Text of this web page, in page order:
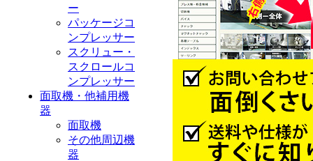
ー
パッケージコ
ンプレッサー
スクリュー・
スクロールコ
ンプレッサー
面取機・他補用機
器
面取機
その他周辺機
器